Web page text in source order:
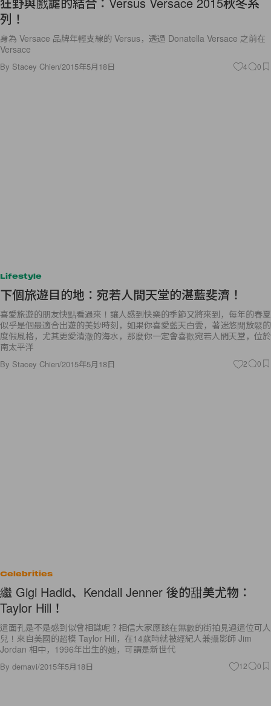
列！
身為 Versace 品牌年輕支線的 Versus，透過 Donatella Versace 之前在
Versace
By Stacey Chien/2015年5月18日 4 0
Lifestyle
下個旅遊目的地：宛若人間天堂的湛藍斐濟！
喜愛旅遊的朋友快點看過來！讓人感到快樂的季節又將來到，每年的春夏
似乎是個最適合出遊的美妙時刻，如果你喜愛藍天白雲，著迷悠閒放鬆的
度假風格，尤其更愛清澈的海水，那麼你一定會喜歡宛若人間天堂，位於
南太平洋
By Stacey Chien/2015年5月18日 2 0
Celebrities
繼 Gigi Hadid、Kendall Jenner 後的甜美尤物：
Taylor Hill！
這面孔是不是感到似曾相識呢？相信大家應該在無數的街拍見過這位可人
兒！來自美國的超模 Taylor Hill，在14歲時就被經紀人兼攝影師 Jim
Jordan 相中，1996年出生的她，可謂是新世代
By demavi/2015年5月18日 12 0